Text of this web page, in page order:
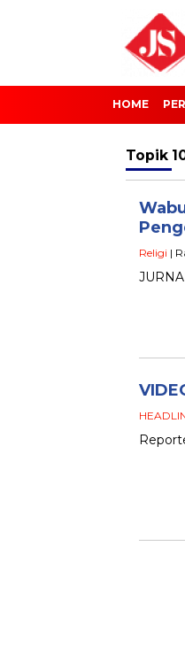
HOME
Topik
Religi |